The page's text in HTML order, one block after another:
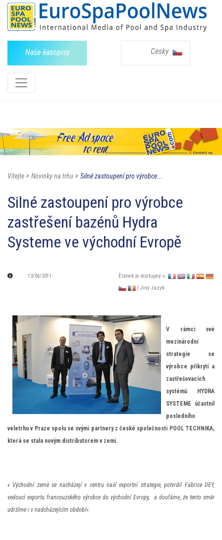
Naše èasopisy Cesky
Vítejte> Novinky na trhu> Silné zastoupení pro výrobce...
Silné zastoupení pro výrobce
zastřešení bazénů Hydra
Systeme ve východní Evropě
13/06/2011
Èlánek je dostupný v:
| Jiný Jazyk
V rámci své
mezinárodní
strategie se
výrobce přikrytí a
zastřešovacích
systémů HYDRA
SYSTEME účastnil
posledního
veletrhu v Praze spolu se svými partnery z české společnosti POOL TECHNIKA,
která se stala novým distributorem v zemi.
« Východní země se nacházejí v centru naší exportní strategie, potvrdil Fabrice DEY,
vedoucí exportu francouzského výrobce do východní Evropy, a doufáme, že tento směr
udržíme i v nadcházejícím období».